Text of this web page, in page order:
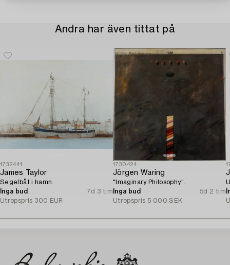
Andra har även tittat på
1732441
James Taylor
Segelbåt i hamn.
Inga bud
7d 3 tim
Utropspris 300 EUR
1730424
Jörgen Waring
"Imaginary Philosophy".
Inga bud
5d 2 tim
Utropspris 5 000 SEK